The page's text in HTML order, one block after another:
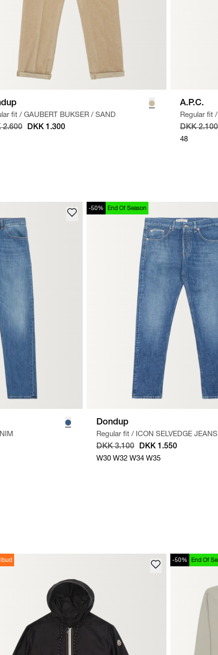
fit / GAUBERT BUKSER / SAND
2.600 DKK 1.300
A.P.C.
Regular fit /
DKK 2.100
48
-50% End Of Season
Dondup
Regular fit / ICON SELVEDGE JEANS
DKK 3.100 DKK 1.550
W30 W32 W34 W35
-50% End Of